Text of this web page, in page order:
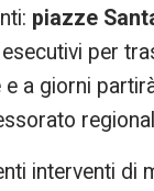
piazze
per
e a giorni
interventi di